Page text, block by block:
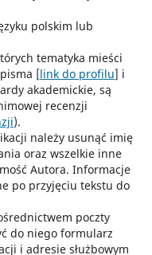
polskim lub
tematyka mieści
[link do profilu] i
akademickie, są
recenzji
).
należy usunąć imię
oraz wszelkie inne
Autora. Informacje
po przyjęciu tekstu do
poczty
do niego formularz
i adresie służbowym